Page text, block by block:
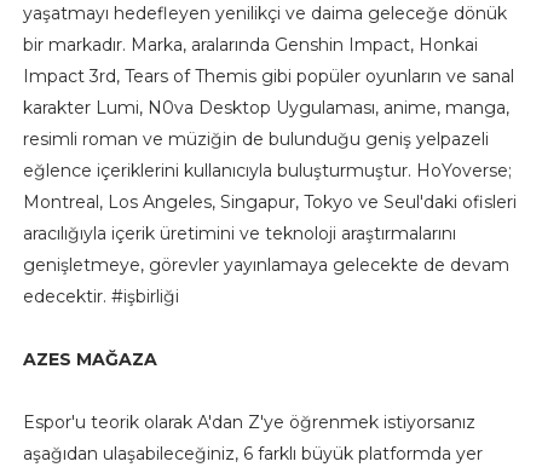
yaşatmayı hedefleyen yenilikçi ve daima geleceğe dönük
bir markadır. Marka, aralarında Genshin Impact, Honkai
Impact 3rd, Tears of Themis gibi popüler oyunların ve sanal
karakter Lumi, N0va Desktop Uygulaması, anime, manga,
resimli roman ve müziğin de bulunduğu geniş yelpazeli
eğlence içeriklerini kullanıcıyla buluşturmuştur. HoYoverse;
Montreal, Los Angeles, Singapur, Tokyo ve Seul'daki ofisleri
aracılığıyla içerik üretimini ve teknoloji araştırmalarını
genişletmeye, görevler yayınlamaya gelecekte de devam
edecektir. #işbirliği
AZES MAĞAZA
Espor'u teorik olarak A'dan Z'ye öğrenmek istiyorsanız
aşağıdan ulaşabileceğiniz, 6 farklı büyük platformda yer